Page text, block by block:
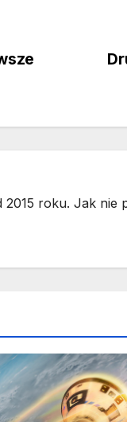
roku. Jak nie